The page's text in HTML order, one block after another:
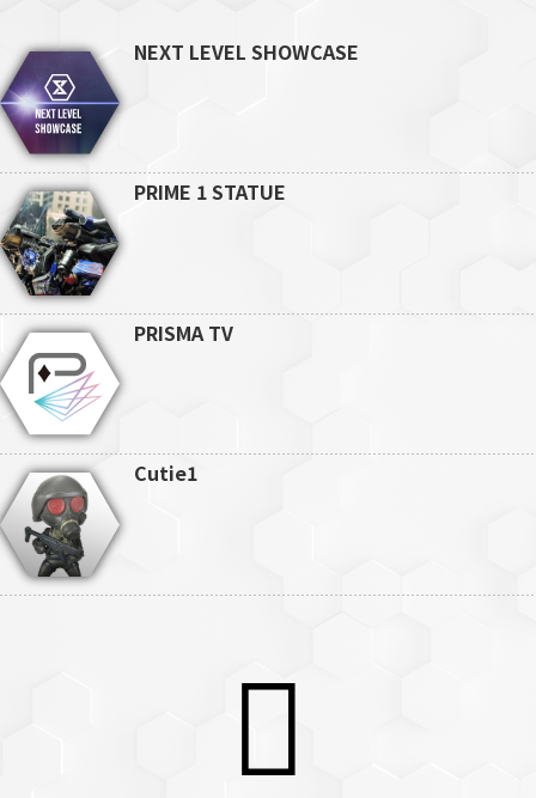
NEXT LEVEL SHOWCASE
PRIME 1 STATUE
PRISMA TV
Cutie1